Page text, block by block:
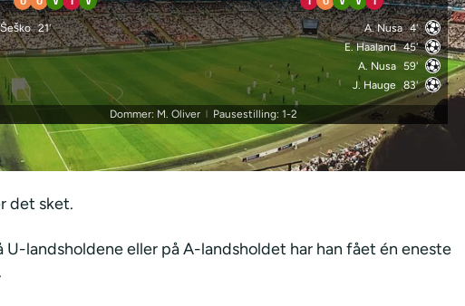
21' A. Nusa 4'
E. Haaland 45'
A. Nusa
59'
J. Hauge 83'
Dommer: M. Oliver | Pausestilling: 1-2
det sket.
U-landsholdene eller på A-landsholdet har han fået én eneste